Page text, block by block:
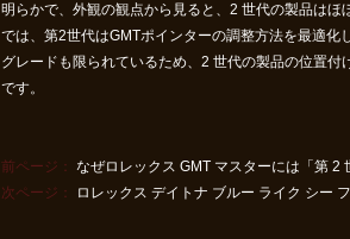
明らかで、外観の観点から見ると、2 世代の製品は
では、第2世代はGMTポインターの調整方法を最適
グレードも限られているため、2 世代の製品の位置
です。
前ページ： なぜロレックス GMT マスターには「第 2
次ページ：
ロレックス デイトナ ブルー ライク シー